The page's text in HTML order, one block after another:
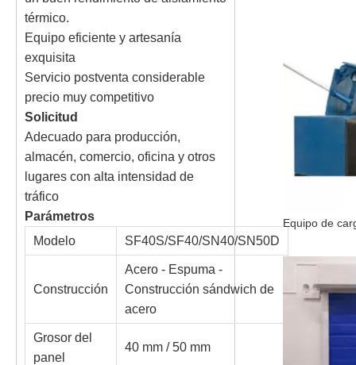
térmico.
Equipo eficiente y artesanía
exquisita
Servicio postventa considerable
precio muy competitivo
Solicitud
Adecuado para producción,
almacén, comercio, oficina y otros
lugares con alta intensidad de
tráfico
Parámetros
Modelo
SF40S/SF40/SN40/SN50D
Construcción
Acero - Espuma -
Construcción sándwich de
acero
Grosor del
panel
40 mm / 50 mm